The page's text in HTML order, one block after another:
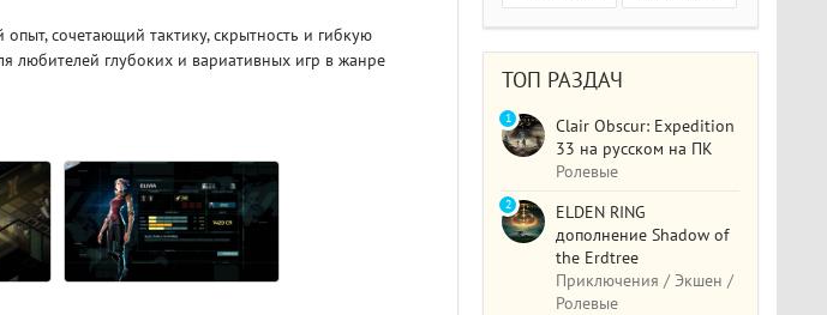
сочетающий тактику, скрытность и гибкую
любителей глубоких и вариативных игр в жанре
ТОП РАЗДАЧ
Clair Obscur: Expedition
33 на русском на ПК
Ролевые
1
ELDEN RING
дополнение Shadow of
the Erdtree
Приключения / Экшен /
Ролевые
2